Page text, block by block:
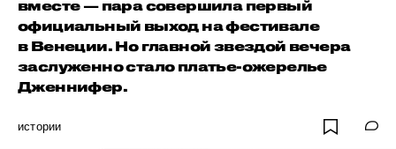
вместе — пара совершила первый
официальный выход на фестивале
в Венеции. Но главной звездой вечера
заслуженно стало платье-ожерелье
Дженнифер.
истории